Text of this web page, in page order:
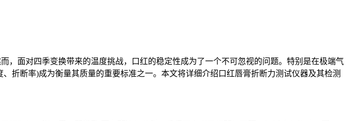
面对四季变换带来的温度挑战，口红的稳定性成为了一个不可忽视的问题。特别是在极端气
折断率)成为衡量其质量的重要标准之一。本文将详细介绍口红唇膏折断力测试仪器及其检测